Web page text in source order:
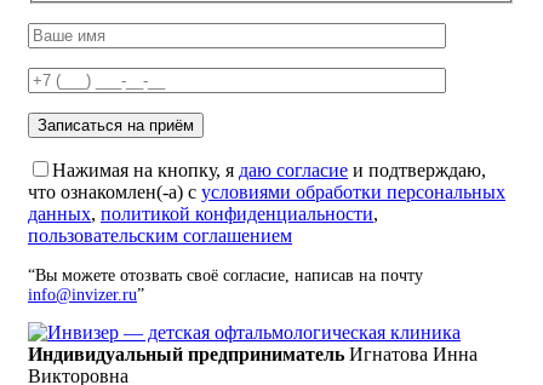
Нажимая на кнопку, я даю согласие и подтверждаю,
что ознакомлен(-а) с условиями обработки персональных
данных, политикой конфиденциальности,
пользовательским соглашением
“Вы можете отозвать своё согласие, написав на почту
info@invizer.ru”
Индивидуальный предприниматель Игнатова Инна
Викторовна